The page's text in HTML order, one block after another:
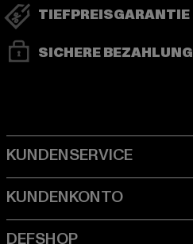
TIEFPREISGARANTIE
SICHERE BEZAHLUNG